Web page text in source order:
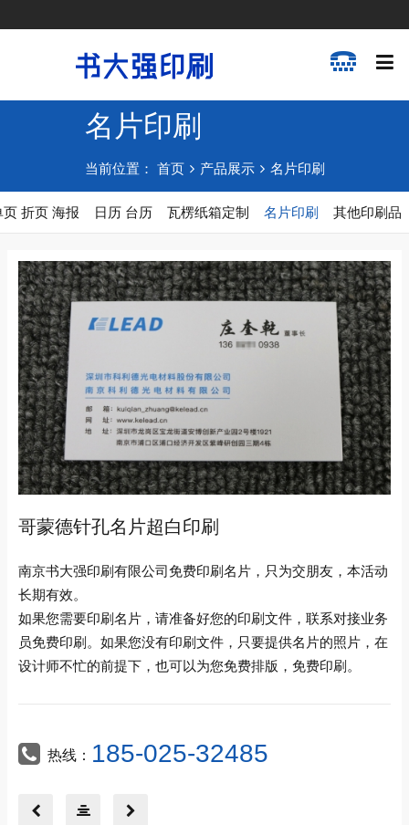
名片印刷
当前位置： 首页 产品展示 名片印刷
页 折页 海报 日历 台历 瓦楞纸箱定制 名片印刷 其他印刷品
哥蒙德针孔名片超白印刷
南京书大强印刷有限公司免费印刷名片，只为交朋友，本活动
长期有效。
如果您需要印刷名片，请准备好您的印刷文件，联系对接业务
员免费印刷。如果您没有印刷文件，只要提供名片的照片，在
设计师不忙的前提下，也可以为您免费排版，免费印刷。
热线： 185-025-32485